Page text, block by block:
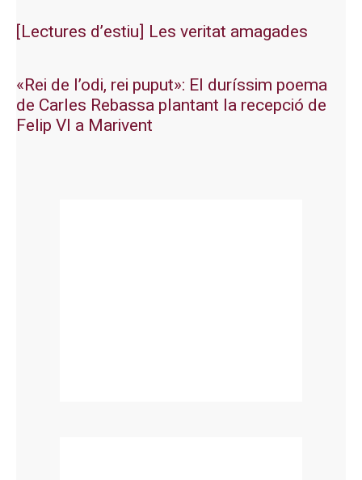
[Lectures d’estiu] Les veritat amagades
«Rei de l’odi, rei puput»: El duríssim poema
de Carles Rebassa plantant la recepció de
Felip VI a Marivent